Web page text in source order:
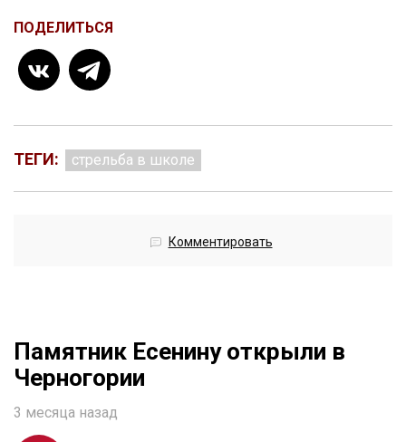
ПОДЕЛИТЬСЯ
ТЕГИ: стрельба в школе
Комментировать
Памятник Есенину открыли в
Черногории
3 месяца назад